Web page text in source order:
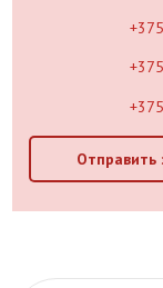
Отправить